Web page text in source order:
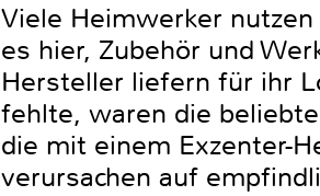
Viele Heimwerker
es hier, Zubehör und
Hersteller liefern für ihr
fehlte, waren die
die mit einem Exzenter-
verursachen auf